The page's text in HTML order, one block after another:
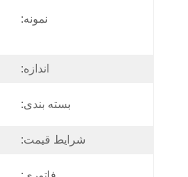
نمونه:
اندازه:
بسته بندی:
شرایط قیمت: